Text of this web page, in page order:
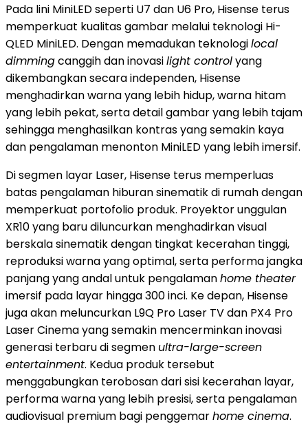
Pada lini MiniLED seperti U7 dan U6 Pro, Hisense terus
memperkuat kualitas gambar melalui teknologi Hi-
QLED MiniLED. Dengan memadukan teknologilocal
dimmingcanggih dan inovasilight controlyang
dikembangkan secara independen, Hisense
menghadirkan warna yang lebih hidup, warna hitam
yang lebih pekat, serta detail gambar yang lebih tajam
sehingga menghasilkan kontras yang semakin kaya
dan pengalaman menonton MiniLED yang lebih imersif.
Di segmen layar Laser, Hisense terus memperluas
batas pengalaman hiburan sinematik di rumah dengan
memperkuat portofolio produk. Proyektor unggulan
XR10 yang baru diluncurkan menghadirkan visual
berskala sinematik dengan tingkat kecerahan tinggi,
reproduksi warna yang optimal, serta performa jangka
panjang yang andal untuk pengalamanhome theater
imersif pada layar hingga 300 inci. Ke depan, Hisense
juga akan meluncurkan L9Q Pro Laser TV dan PX4 Pro
Laser Cinema yang semakin mencerminkan inovasi
generasi terbaru di segmen ultra-large-screen
entertainment. Kedua produk tersebut
menggabungkan terobosan dari sisi kecerahan layar,
performa warna yang lebih presisi, serta pengalaman
audiovisual premium bagi penggemarhome cinema.